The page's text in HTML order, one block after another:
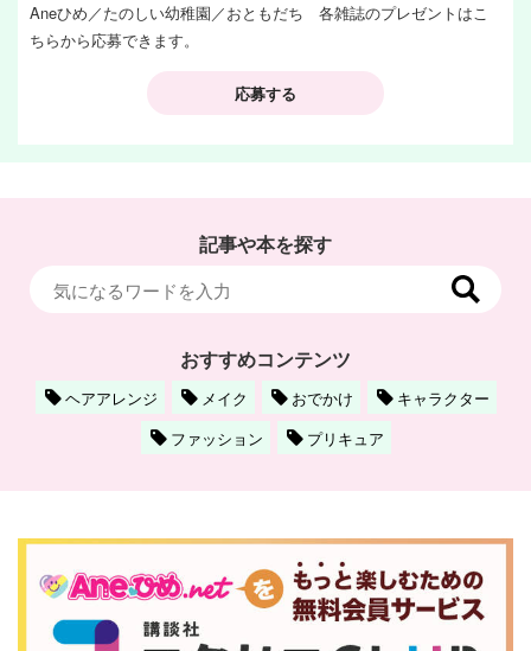
Aneひめ／たのしい幼稚園／おともだち 各雑誌のプレゼントはこ
ちらから応募できます。
応募する
記事や本を探す
おすすめコンテンツ
ヘアアレンジ メイク おでかけ
キャラクター
ファッション
プリキュア